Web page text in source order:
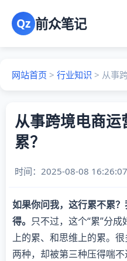
Qz 前众笔记
网站首页 > 行业知识 > 从事
从事跨境电商
累？
时间：2025-08-08 16:26:07
如果你问我，这行累不累
得。 只不过，这个“累”分
上的累、和思维上的累。
两种，却被第三种压得喘